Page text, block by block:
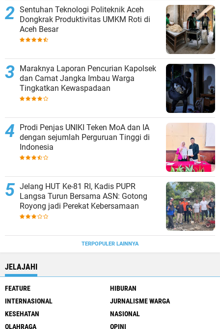
Sentuhan Teknologi Politeknik Aceh
Dongkrak Produktivitas UMKM Roti di
Aceh Besar
Maraknya Laporan Pencurian Kapolsek
dan Camat Jangka Imbau Warga
Tingkatkan Kewaspadaan
Prodi Penjas UNIKI Teken MoA dan IA
dengan sejumlah Perguruan Tinggi di
Indonesia
Jelang HUT Ke-81 RI, Kadis PUPR
Langsa Turun Bersama ASN: Gotong
Royong jadi Perekat Kebersamaan
TERPOPULER LAINNYA
JELAJAHI
FEATURE
HIBURAN
INTERNASIONAL
JURNALISME WARGA
KESEHATAN
NASIONAL
OLAHRAGA
OPINI